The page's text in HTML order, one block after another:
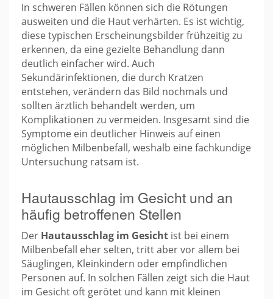
In schweren Fällen können sich die Rötungen
ausweiten und die Haut verhärten. Es ist wichtig,
diese typischen Erscheinungsbilder frühzeitig zu
erkennen, da eine gezielte Behandlung dann
deutlich einfacher wird. Auch
Sekundärinfektionen, die durch Kratzen
entstehen, verändern das Bild nochmals und
sollten ärztlich behandelt werden, um
Komplikationen zu vermeiden. Insgesamt sind die
Symptome ein deutlicher Hinweis auf einen
möglichen Milbenbefall, weshalb eine fachkundige
Untersuchung ratsam ist.
Hautausschlag im Gesicht und an
häufig betroffenen Stellen
Der Hautausschlag im Gesicht ist bei einem
Milbenbefall eher selten, tritt aber vor allem bei
Säuglingen, Kleinkindern oder empfindlichen
Personen auf. In solchen Fällen zeigt sich die Haut
im Gesicht oft gerötet und kann mit kleinen